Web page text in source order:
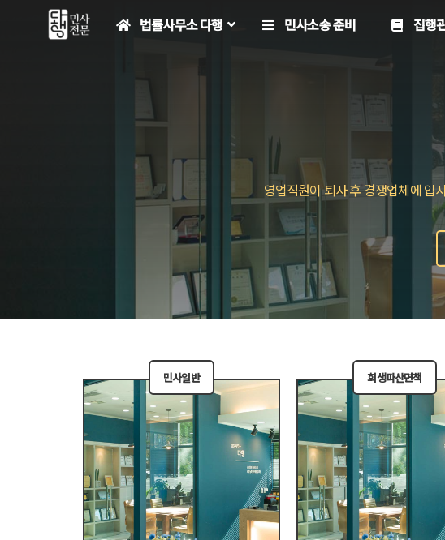
법률사무소 다행 민사소송 준비 집행
영업직원이 퇴사 후 경쟁업체에 입
민사일반 회생파산면책